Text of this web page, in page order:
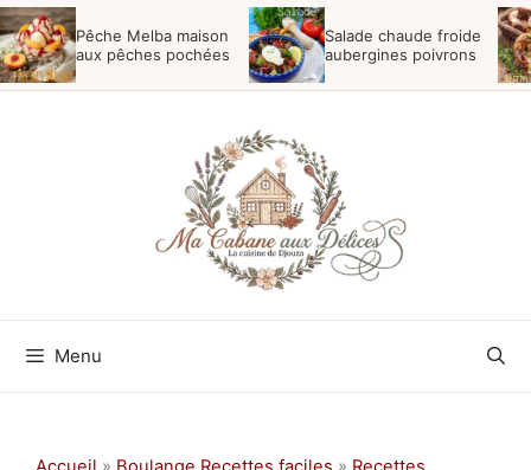
Aller
au
contenu
Pêche Melba maison
aux pêches pochées
Salade chaude froide
aubergines poivrons
Menu